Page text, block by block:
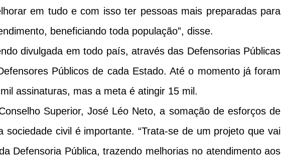
em tudo e com isso ter pessoas mais preparadas para
beneficiando toda população”, disse.
divulgada em todo país, através das Defensorias Públicas
Públicos de cada Estado. Até o momento já foram
assinaturas, mas a meta é atingir 15 mil.
Superior, José Léo Neto, a somação de esforços de
sociedade civil é importante. “Trata-se de um projeto que vai
Defensoria Pública, trazendo melhorias no atendimento aos